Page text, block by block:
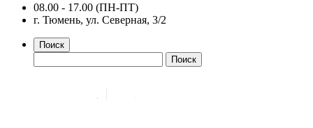
08.00 - 17.00 (ПН-ПТ)
г. Тюмень, ул. Северная, 3/2
Поиск